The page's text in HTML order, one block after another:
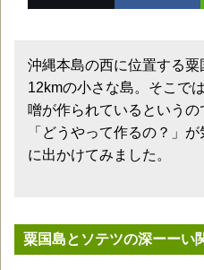
沖縄本島の西に位置する
12kmの小さな島。そこで
噌が作られているというの
「どうやって作るの？」
に出かけてみました。
粟国島とソテツの深ーーい